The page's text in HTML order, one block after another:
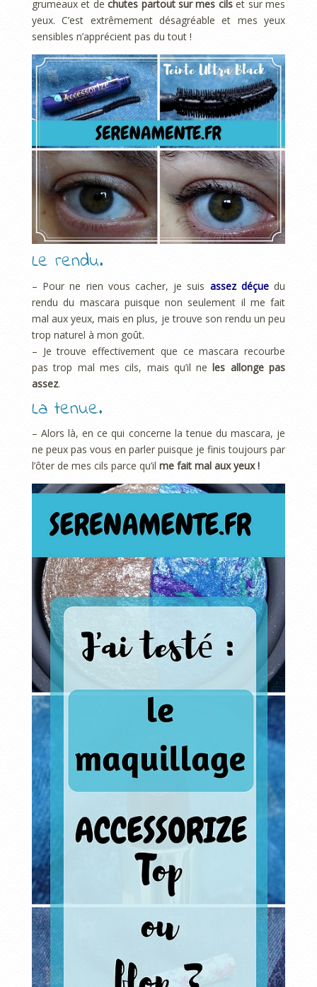
grumeaux et de chutes partout sur mes cilset sur mes
yeux. C’est extrêmement désagréable et mes yeux
sensibles n’apprécient pas du tout !
Le rendu.
– Pour ne rien vous cacher, je suis assez déçuedu
rendu du mascara puisque non seulement il me fait
mal aux yeux, mais en plus, je trouve son rendu un peu
trop naturel à mon goût.
– Je trouve effectivement que ce mascara recourbe
pas trop mal mes cils, mais qu’il neles allonge pas
assez.
La tenue.
– Alors là, en ce qui concerne la tenue du mascara, je
ne peux pas vous en parler puisque je finis toujours par
l’ôter de mes cils parce qu’il me fait mal aux yeux !